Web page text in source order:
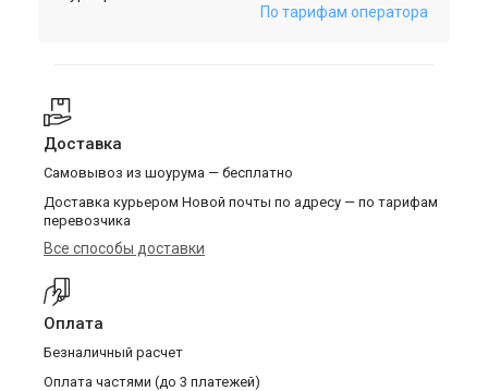
По тарифам оператора
Доставка
Самовывоз из шоурума — бесплатно
Доставка курьером Новой почты по адресу — по тарифам
перевозчика
Все способы доставки
Оплата
Безналичный расчет
Оплата частями (до 3 платежей)